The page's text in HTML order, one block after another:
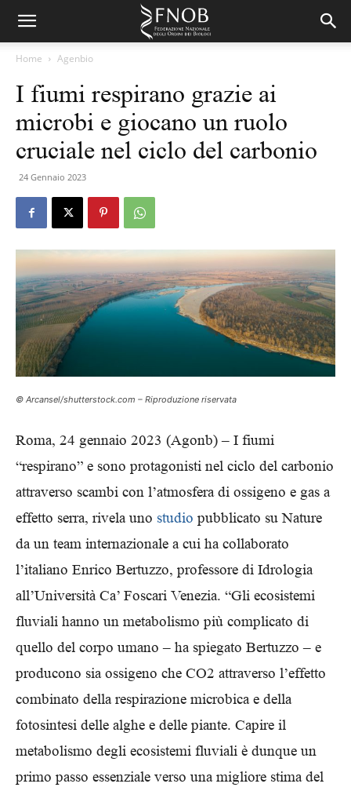
Home Agenbio
I fiumi respirano grazie ai
microbi e giocano un ruolo
cruciale nel ciclo del carbonio
24 Gennaio 2023
© Arcansel/shutterstock.com – Riproduzione riservata
Roma, 24 gennaio 2023 (Agonb) – I fiumi
“respirano” e sono protagonisti nel ciclo del carbonio
attraverso scambi con l’atmosfera di ossigeno e gas a
effetto serra, rivela uno studio pubblicato su Nature
da un team internazionale a cui ha collaborato
l’italiano Enrico Bertuzzo, professore di Idrologia
all’Università Ca’ Foscari Venezia. “Gli ecosistemi
fluviali hanno un metabolismo più complicato di
quello del corpo umano – ha spiegato Bertuzzo – e
producono sia ossigeno che CO2 attraverso l’effetto
combinato della respirazione microbica e della
fotosintesi delle alghe e delle piante. Capire il
metabolismo degli ecosistemi fluviali è dunque un
primo passo essenziale verso una migliore stima del